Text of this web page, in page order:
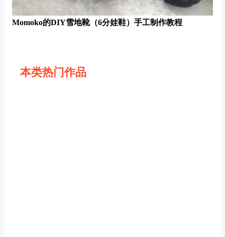
Momoko的DIY雪地靴（6分娃鞋）手工制作教程
本类热门作品